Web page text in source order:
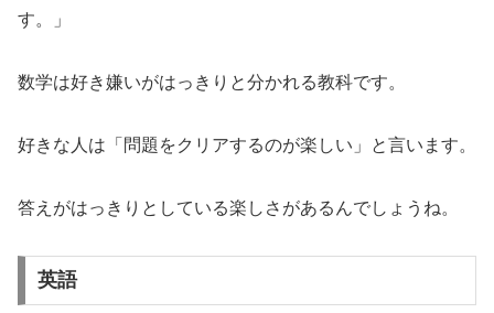
す。」
数学は好き嫌いがはっきりと分かれる教科です。
好きな人は「問題をクリアするのが楽しい」と言います。
答えがはっきりとしている楽しさがあるんでしょうね。
英語